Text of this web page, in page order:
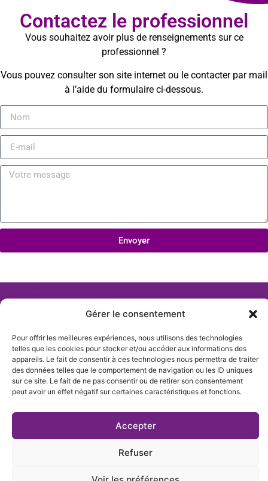
Gérer le consentement
Pour offrir les meilleures expériences, nous utilisons des technologies
telles que les cookies pour stocker et/ou accéder aux informations des
appareils. Le fait de consentir à ces technologies nous permettra de traiter
des données telles que le comportement de navigation ou les ID uniques
sur ce site. Le fait de ne pas consentir ou de retirer son consentement
peut avoir un effet négatif sur certaines caractéristiques et fonctions.
Accepter
Refuser
Contactez le professionnel
Vous souhaitez avoir plus de renseignements sur ce
professionnel ?
Vous pouvez consulter son site internet ou le contacter par mail
à l’aide du formulaire ci-dessous.
Envoyer
Actualités Qui sommes-nous
Nous Contacter
Création de site Beaujolais Pro